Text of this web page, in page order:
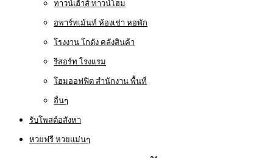
ทาวน์เฮ้าส์ ทาวน์โฮม
อพาร์ทเม้นท์ ห้องเช่า หอพัก
โรงงาน โกดัง คลังสินค้า
รีสอร์ท โรงแรม
โฮมออฟฟิต สำนักงาน พื้นที่
อื่นๆ
รับโพสต์อสังหา
หวยฟรี หวยแม่นๆ